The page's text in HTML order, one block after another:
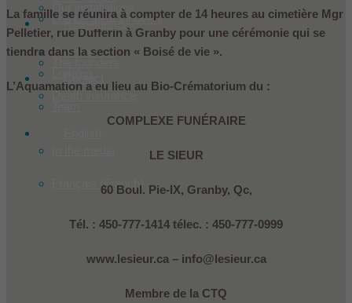
Our installations
Prearranged
Les Le Sieur innovent
(French )
La famille se réunira à compter de 14 heures au cimetière Mgr
Pelletier, rue Dufferin à Granby pour une cérémonie qui se
tiendra dans la section « Boisé de vie ».
L’Aquamation a eu lieu au Bio-Crématorium du :
COMPLEXE FUNÉRAIRE
LE SIEUR
60 Boul. Pie-IX, Granby, Qc,
Tél. : 450-777-1414 télec. : 450-777-0999
www.lesieur.ca – info@lesieur.ca
Membre de la CTQ